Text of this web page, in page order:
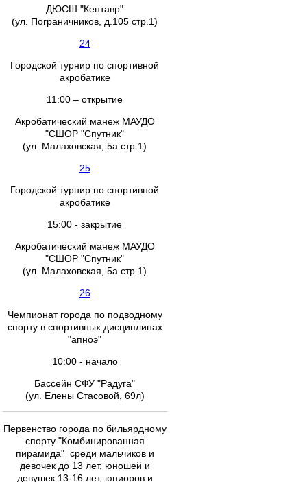
ДЮСШ "Кентавр"
(ул. Пограничников, д.105 стр.1)
24
Городской турнир по спортивной
акробатике
11:00 – открытие
Акробатический манеж МАУДО
"СШОР "Спутник"
(ул. Малаховская, 5а стр.1)
25
Городской турнир по спортивной
акробатике
15:00 - закрытие
Акробатический манеж МАУДО
"СШОР "Спутник"
(ул. Малаховская, 5а стр.1)
26
Чемпионат города по подводному
спорту в спортивных дисциплинах
"апноэ"
10:00 - начало
Бассейн СФУ "Радуга"
(ул. Елены Стасовой, 69л)
Первенство города по бильярдному
спорту "Комбинированная
пирамида" среди мальчиков и
девочек до 13 лет, юношей и
девушек 13-16 лет, юниоров и